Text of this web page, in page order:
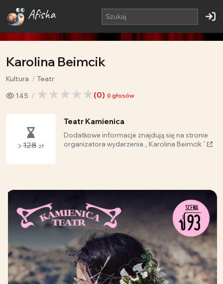
Afisha
Karolina Beimcik
Kultura
Teatr
145
(0) 0 głosów
128 zł
Teatr Kamienica
Dodatkowe informacje znajdują się na stronie
organizatora wydarzenia „ Karolina Beimcik ”